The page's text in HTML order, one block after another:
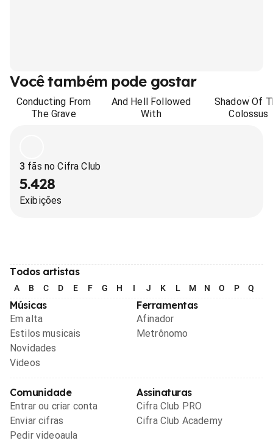
Você também pode gostar
Conducting From
The Grave
And Hell Followed
With
Shadow Of
Colossus
3 fãs no Cifra Club
5.428
Exibições
Todos artistas
A B C D E F G H I J K L M N O P Q
Músicas
Em alta
Estilos musicais
Novidades
Videos
Ferramentas
Afinador
Metrônomo
Comunidade
Entrar ou criar conta
Enviar cifras
Pedir videoaula
Assinaturas
Cifra Club PRO
Cifra Club Academy